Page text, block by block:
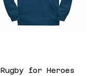
Rugby for Heroes